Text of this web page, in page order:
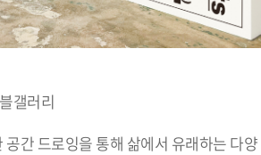
갤러리
공간 드로잉을 통해 삶에서 유래하는 다양